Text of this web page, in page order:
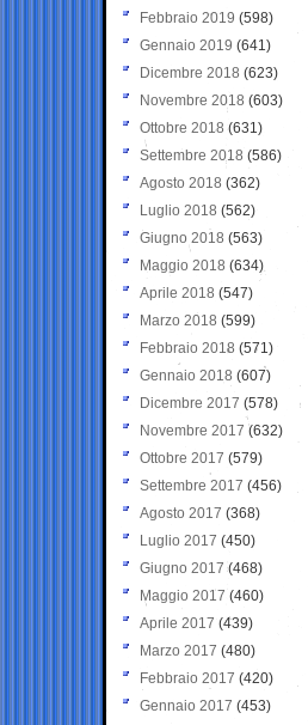
Febbraio 2019 (598)
Gennaio 2019 (641)
Dicembre 2018 (623)
Novembre 2018 (603)
Ottobre 2018 (631)
Settembre 2018 (586)
Agosto 2018 (362)
Luglio 2018 (562)
Giugno 2018 (563)
Maggio 2018 (634)
Aprile 2018 (547)
Marzo 2018 (599)
Febbraio 2018 (571)
Gennaio 2018 (607)
Dicembre 2017 (578)
Novembre 2017 (632)
Ottobre 2017 (579)
Settembre 2017 (456)
Agosto 2017 (368)
Luglio 2017 (450)
Giugno 2017 (468)
Maggio 2017 (460)
Aprile 2017 (439)
Marzo 2017 (480)
Febbraio 2017 (420)
Gennaio 2017 (453)